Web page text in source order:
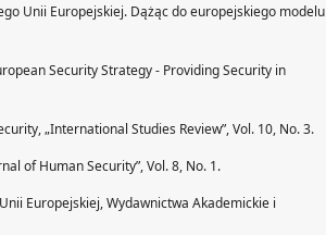
Unii Europejskiej. Dążąc do europejskiego modelu
Security Strategy - Providing Security in
„International Studies Review”, Vol. 10, No. 3.
of Human Security”, Vol. 8, No. 1.
Europejskiej, Wydawnictwa Akademickie i